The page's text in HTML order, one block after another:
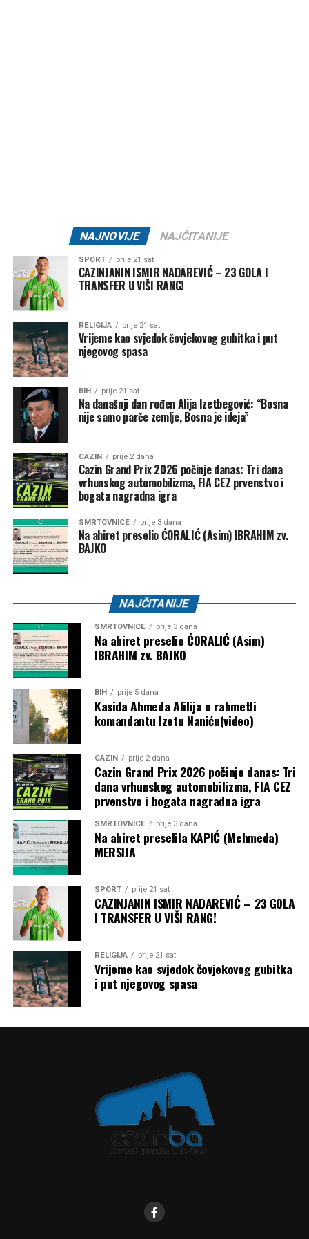
NAJNOVIJE NAJČITANIJE
SPORT prije 21 sat
CAZINJANIN ISMIR NADAREVIĆ – 23 GOLA I
TRANSFER U VIŠI RANG!
RELIGIJA prije 21 sat
Vrijeme kao svjedok čovjekovog gubitka i put
njegovog spasa
BIH prije 21 sat
Na današnji dan rođen Alija Izetbegović: “Bosna
nije samo parče zemlje, Bosna je ideja”
CAZIN prije 2 dana
Cazin Grand Prix 2026 počinje danas: Tri dana
vrhunskog automobilizma, FIA CEZ prvenstvo i
bogata nagradna igra
SMRTOVNICE prije 3 dana
Na ahiret preselio ĆORALIĆ (Asim) IBRAHIM zv.
BAJKO
NAJČITANIJE
SMRTOVNICE prije 3 dana
Na ahiret preselio ĆORALIĆ (Asim)
IBRAHIM zv. BAJKO
BIH prije 5 dana
Kasida Ahmeda Alilija o rahmetli
komandantu Izetu Naniću(video)
CAZIN prije 2 dana
Cazin Grand Prix 2026 počinje danas: Tri
dana vrhunskog automobilizma, FIA CEZ
prvenstvo i bogata nagradna igra
SMRTOVNICE prije 3 dana
Na ahiret preselila KAPIĆ (Mehmeda)
MERSIJA
SPORT prije 21 sat
CAZINJANIN ISMIR NADAREVIĆ – 23 GOLA
I TRANSFER U VIŠI RANG!
RELIGIJA prije 21 sat
Vrijeme kao svjedok čovjekovog gubitka
i put njegovog spasa